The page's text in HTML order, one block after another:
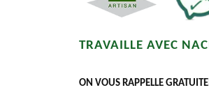
TRAVAILLE AVEC
ON VOUS RAPPELLE